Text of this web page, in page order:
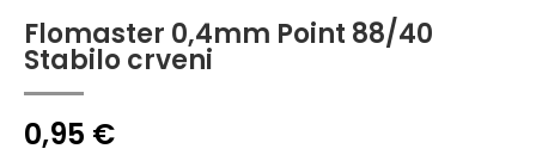
Flomaster 0,4mm Point 88/40
Stabilo crveni
0,95 €